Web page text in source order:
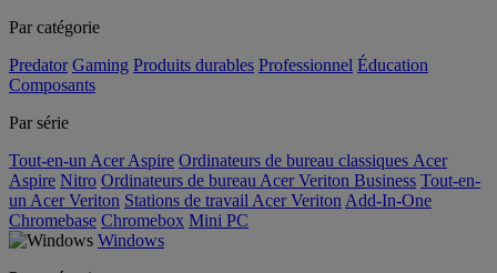
Par catégorie
Predator Gaming Produits durables Professionnel Éducation
Composants
Par série
Tout-en-un Acer Aspire Ordinateurs de bureau classiques Acer
Aspire Nitro Ordinateurs de bureau Acer Veriton Business Tout-en-
un Acer Veriton Stations de travail Acer Veriton Add-In-One
Chromebase Chromebox Mini PC
Windows